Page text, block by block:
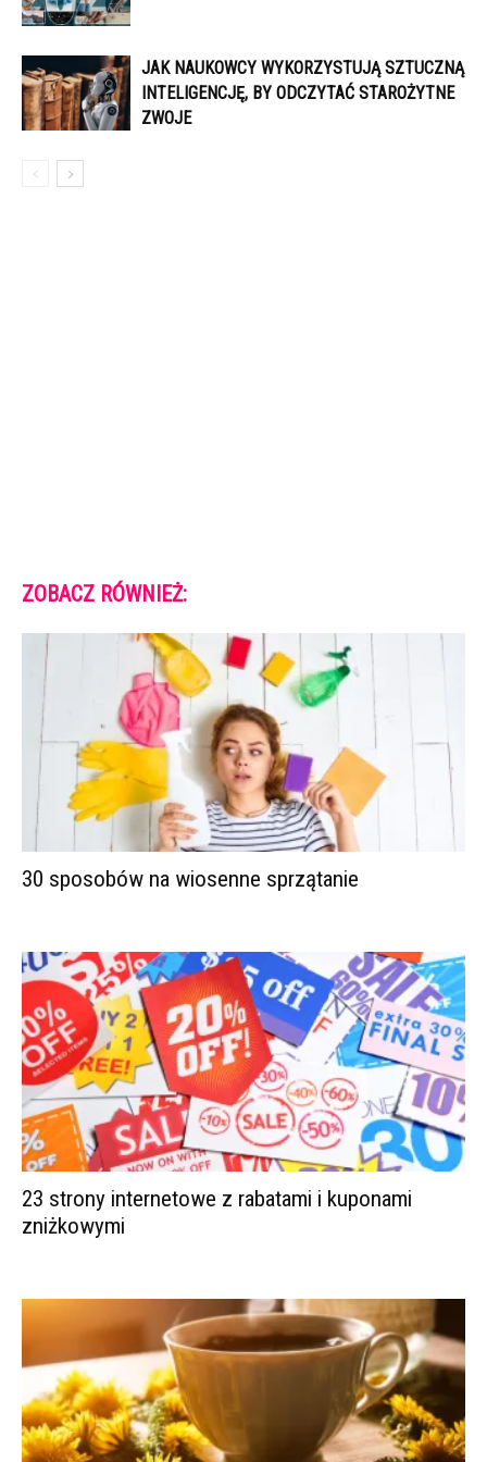
JAK NAUKOWCY WYKORZYSTUJĄ SZTUCZNĄ
INTELIGENCJĘ, BY ODCZYTAĆ STAROŻYTNE
ZWOJE
ZOBACZ RÓWNIEŻ:
30 sposobów na wiosenne sprzątanie
23 strony internetowe z rabatami i kuponami
zniżkowymi